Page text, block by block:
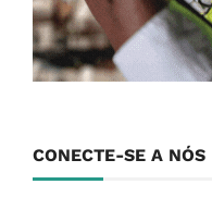
CONECTE-SE A NÓS